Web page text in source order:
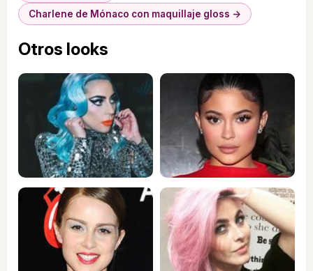
Charlene de Mónaco con maquillaje gloss →
Otros looks